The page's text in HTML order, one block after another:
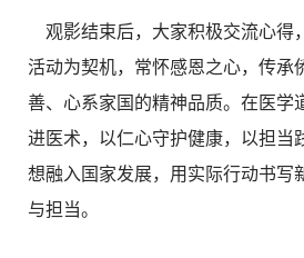
观影结束后，大家积极交流心得
活动为契机，常怀感恩之心，传承
善、心系家国的精神品质。在医学
进医术，以仁心守护健康，以担当
想融入国家发展，用实际行动书写
与担当。